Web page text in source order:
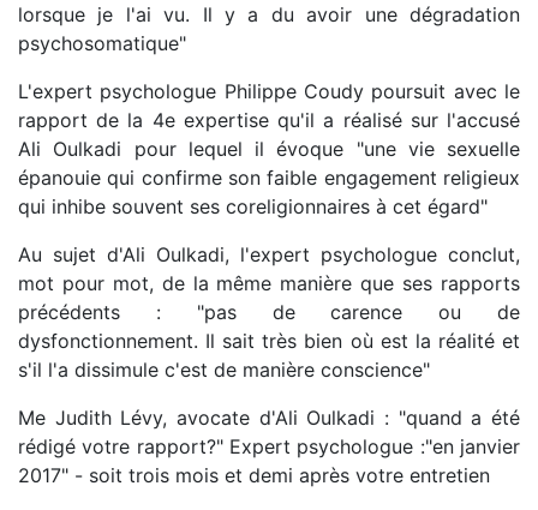
lorsque je l'ai vu. Il y a du avoir une dégradation
psychosomatique"
L'expert psychologue Philippe Coudy poursuit avec le
rapport de la 4e expertise qu'il a réalisé sur l'accusé
Ali Oulkadi pour lequel il évoque "une vie sexuelle
épanouie qui confirme son faible engagement religieux
qui inhibe souvent ses coreligionnaires à cet égard"
Au sujet d'Ali Oulkadi, l'expert psychologue conclut,
mot pour mot, de la même manière que ses rapports
précédents : "pas de carence ou de
dysfonctionnement. Il sait très bien où est la réalité et
s'il l'a dissimule c'est de manière conscience"
Me Judith Lévy, avocate d'Ali Oulkadi : "quand a été
rédigé votre rapport?" Expert psychologue :"en janvier
2017" - soit trois mois et demi après votre entretien